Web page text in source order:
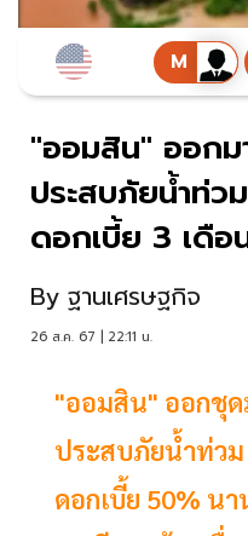
"ออมสิน" ออกม
ประสบภัยน้ำท่
ดอกเบี้ย 3 เดือ
By ฐานเศรษฐกิจ
26 ส.ค. 67 | 22:11 น.
"ออมสิน" ออกชุด
ประสบภัยน้ำท่ว
ดอกเบี้ย 50% นา